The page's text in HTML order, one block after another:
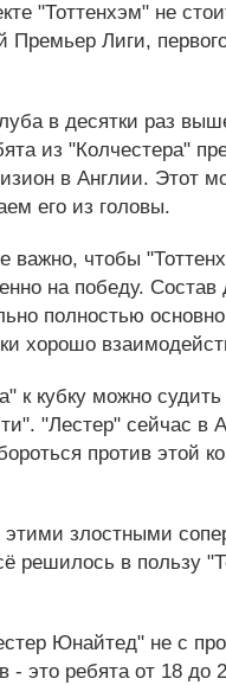
"Тоттенхэм" не
Премьер Лиги,
в десятки раз
из "Колчестера"
в Англии. Этот
его из головы.
важно, чтобы
на победу.
полностью
хорошо
к кубку можно
"Лестер" сейчас в
против этой
злостными
решилось в пользу
Юнайтед" не с
- это ребята от 18 до